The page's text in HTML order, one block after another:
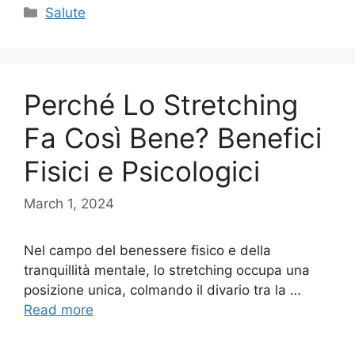
Categories
Salute
Perché Lo Stretching
Fa Così Bene? Benefici
Fisici e Psicologici
March 1, 2024
Nel campo del benessere fisico e della
tranquillità mentale, lo stretching occupa una
posizione unica, colmando il divario tra la …
Read more